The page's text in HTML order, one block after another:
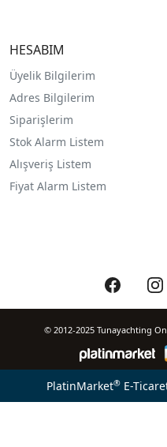
HESABIM
Üyelik Bilgilerim
Adres Bilgilerim
Siparişlerim
Stok Alarm Listem
Alışveriş Listem
Fiyat Alarm Listem
© 2012-2025 Tunayachting
PlatinMarket®E-